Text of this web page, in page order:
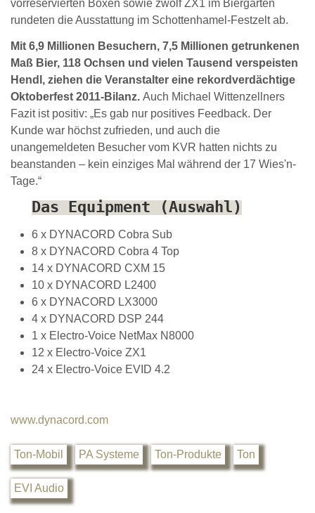
vorreservierten Boxen sowie zwölf ZX1 im Biergarten
rundeten die Ausstattung im Schottenhamel-Festzelt ab.
Mit 6,9 Millionen Besuchern, 7,5 Millionen getrunkenen
Maß Bier, 118 Ochsen und vielen Tausend verspeisten
Hendl, ziehen die Veranstalter eine rekordverdächtige
Oktoberfest 2011-Bilanz. Auch Michael Wittenzellners
Fazit ist positiv: „Es gab nur positives Feedback. Der
Kunde war höchst zufrieden, und auch die
unangemeldeten Besucher vom KVR hatten nichts zu
beanstanden – kein einziges Mal während der 17 Wies'n-
Tage.“
Das Equipment (Auswahl)
6 x DYNACORD Cobra Sub
8 x DYNACORD Cobra 4 Top
14 x DYNACORD CXM 15
10 x DYNACORD L2400
6 x DYNACORD LX3000
4 x DYNACORD DSP 244
1 x Electro-Voice NetMax N8000
12 x Electro-Voice ZX1
24 x Electro-Voice EVID 4.2
www.dynacord.com
Ton-Mobil PA Systeme Ton-Produkte Ton
EVI Audio